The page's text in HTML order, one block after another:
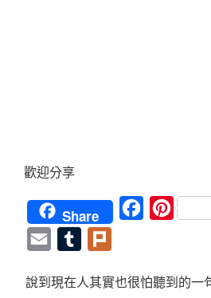
歡迎分享
Share Facebook
Email Tumblr
說到現在人其實也很怕聽到的一